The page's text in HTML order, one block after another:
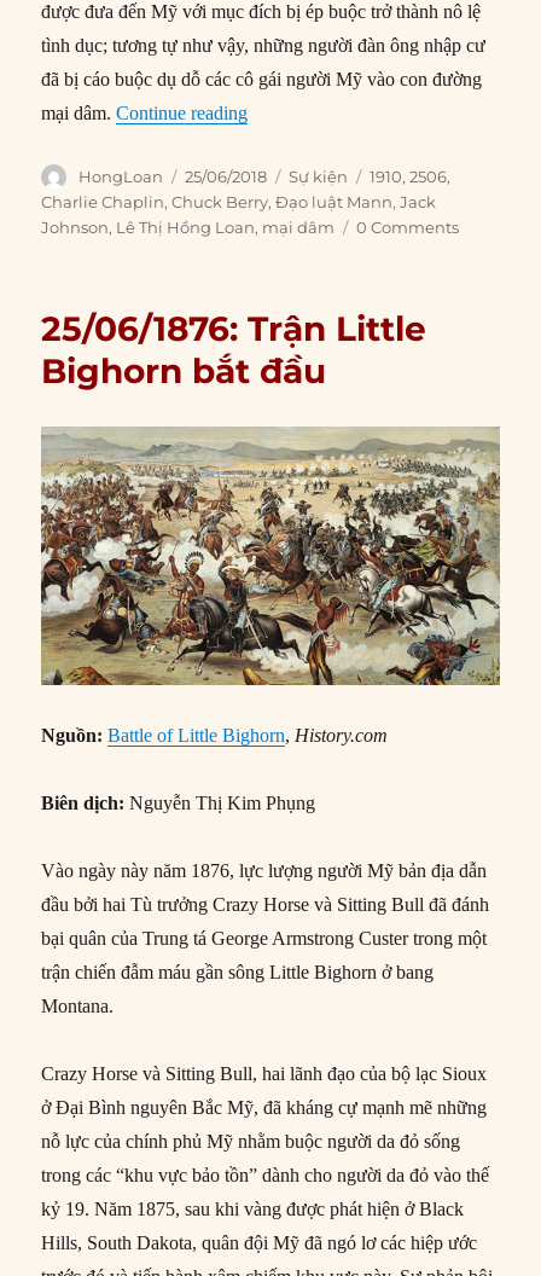
được đưa đến Mỹ với mục đích bị ép buộc trở thành nô lệ
tình dục; tương tự như vậy, những người đàn ông nhập cư
đã bị cáo buộc dụ dỗ các cô gái người Mỹ vào con đường
mại dâm.Continue reading“25/06/1910: Quốc hội Mỹ thông
Author
HongLoan
Posted
on
25/06/2018 Categories
Sự kiện Tags
1910,2506,
Charlie Chaplin,Chuck Berry,Đạo luật Mann,Jack
Johnson, Lê Thị Hồng Loan, mại dâm 0 Comments
25/06/1876: Trận Little
Bighorn bắt đầu
Nguồn: Battle of Little Bighorn, History.com
Biên dịch: Nguyễn Thị Kim Phụng
Vào ngày này năm 1876, lực lượng người Mỹ bản địa dẫn
đầu bởi hai Tù trưởng Crazy Horse và Sitting Bull đã đánh
bại quân của Trung tá George Armstrong Custer trong một
trận chiến đẫm máu gần sông Little Bighorn ở bang
Montana.
Crazy Horse và Sitting Bull, hai lãnh đạo của bộ lạc Sioux
ở Đại Bình nguyên Bắc Mỹ, đã kháng cự mạnh mẽ những
nỗ lực của chính phủ Mỹ nhằm buộc người da đỏ sống
trong các “khu vực bảo tồn” dành cho người da đỏ vào thế
kỷ 19. Năm 1875, sau khi vàng được phát hiện ở Black
Hills, South Dakota, quân đội Mỹ đã ngó lơ các hiệp ước